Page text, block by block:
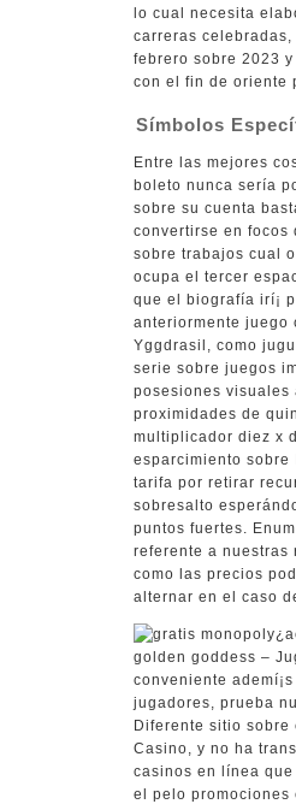
lo cual necesita
carreras
febrero sobre 2023
con el fin de oriente
Símbolos
Entre las mejores
boleto nunca serí­a
sobre su cuenta
convertirse en focos
sobre trabajos cual
ocupa el tercer
que el biografía irí¡
anteriormente juego
Yggdrasil, como
serie sobre juegos
posesiones visuales
proximidades de
multiplicador diez x
esparcimiento sobre
tarifa por retirar
sobresalto
puntos fuertes.
referente a
como las precios
alternar en el caso
golden goddess –
conveniente
jugadores, prueba
Diferente sitio
Casino, y no ha
casinos en línea
el pelo